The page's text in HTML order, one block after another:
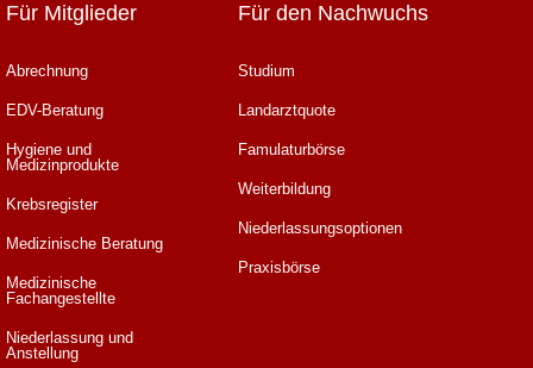
Für Mitglieder
Abrechnung
EDV-Beratung
Hygiene und
Medizinprodukte
Krebsregister
Medizinische Beratung
Medizinische
Fachangestellte
Niederlassung und
Anstellung
Für den Nachwuchs
Studium
Landarztquote
Famulaturbörse
Weiterbildung
Niederlassungsoptionen
Praxisbörse